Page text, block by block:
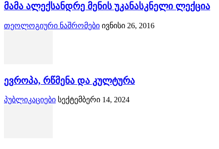
მამა ალექსანდრე მენის უკანასკნელი ლექცია
თეოლოგიური ნაშრომები ივნისი 26, 2016
ევროპა, რწმენა და კულტურა
პუბლიკაციები სექტემბერი 14, 2024